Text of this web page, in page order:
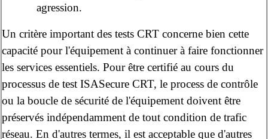
agression.
Un critère important des tests CRT concerne bien cette
capacité pour l'équipement à continuer à faire fonctionner
les services essentiels. Pour être certifié au cours du
processus de test ISASecure CRT, le process de contrôle
ou la boucle de sécurité de l'équipement doivent être
préservés indépendamment de tout condition de trafic
réseau. En d'autres termes, il est acceptable que d'autres